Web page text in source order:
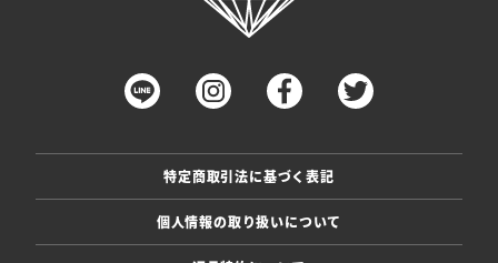
特定商取引法に基づく表記
個人情報の取り扱いについて